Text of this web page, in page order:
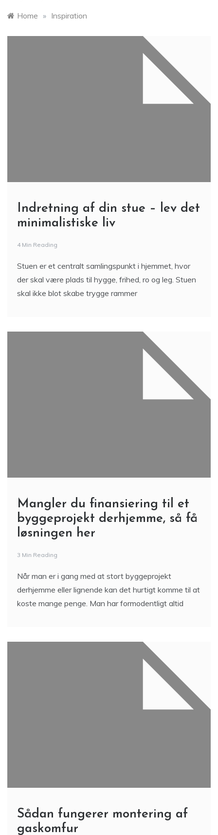
Home » Inspiration
Indretning af din stue – lev det
minimalistiske liv
4 Min Reading
Stuen er et centralt samlingspunkt i hjemmet, hvor
der skal være plads til hygge, frihed, ro og leg. Stuen
skal ikke blot skabe trygge rammer
Mangler du finansiering til et
byggeprojekt derhjemme, så få
løsningen her
3 Min Reading
Når man er i gang med at stort byggeprojekt
derhjemme eller lignende kan det hurtigt komme til at
koste mange penge. Man har formodentligt altid
Sådan fungerer montering af
gaskomfur